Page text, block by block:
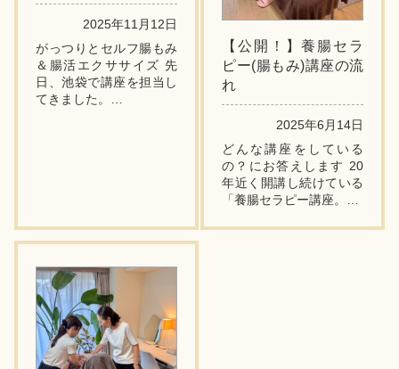
2025年11月12日
がっつりとセルフ腸もみ
＆腸活エクササイズ 先
日、池袋で講座を担当し
てきました。
【公開！】養腸セラ
ピー(腸もみ)講座の流
れ
2025年6月14日
どんな講座をしている
の？にお答えします 20
年近く開講し続けている
「養腸セラピー講座。
学べるの？について、よ